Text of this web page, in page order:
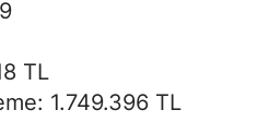
TL
1.749.396 TL